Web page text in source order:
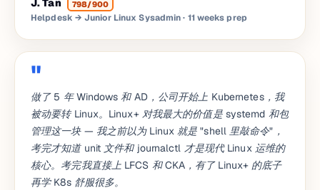
J. Tan 798/900
Helpdesk → Junior Linux Sysadmin· 11 weeks prep
做了 5 年 Windows 和 AD，公司开始上 Kubernetes，我
被动要转 Linux。Linux+ 对我最大的价值是 systemd 和包
管理这一块 — 我之前以为 Linux 就是 "shell 里敲命令"，
考完才知道 unit 文件和 journalctl 才是现代 Linux 运维的
核心。考完我直接上 LFCS 和 CKA，有了 Linux+ 的底子
再学 K8s 舒服很多。